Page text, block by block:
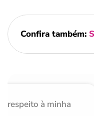
Confira também:
respeito à minha